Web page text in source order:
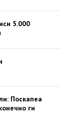
5.000
Поскапеа
ги